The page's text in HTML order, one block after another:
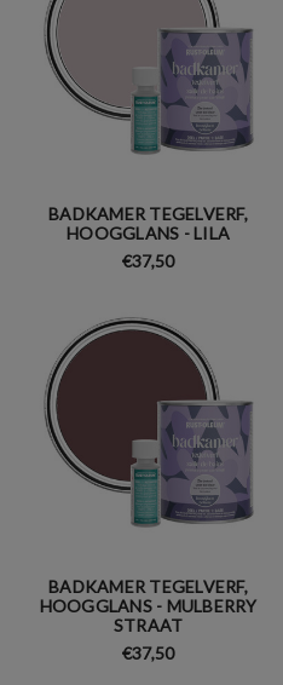
BADKAMER TEGELVERF,
HOOGGLANS - LILA
€37,50
BADKAMER TEGELVERF,
HOOGGLANS - MULBERRY
STRAAT
€37,50